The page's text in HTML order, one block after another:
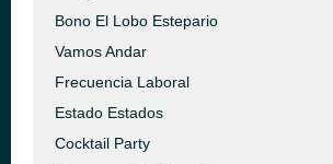
Bono El Lobo Estepario
Vamos Andar
Frecuencia Laboral
Estado Estados
Cocktail Party